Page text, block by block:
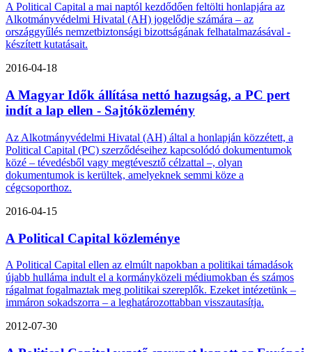
A Political Capital a mai naptól kezdődően feltölti honlapjára az
Alkotmányvédelmi Hivatal (AH) jogelődje számára – az
országgyűlés nemzetbiztonsági bizottságának felhatalmazásával -
készített kutatásait.
2016-04-18
A Magyar Idők állítása nettó hazugság, a PC pert
indít a lap ellen - Sajtóközlemény
Az Alkotmányvédelmi Hivatal (AH) által a honlapján közzétett, a
Political Capital (PC) szerződéseihez kapcsolódó dokumentumok
közé – tévedésből vagy megtévesztő célzattal –, olyan
dokumentumok is kerültek, amelyeknek semmi köze a
cégcsoporthoz.
2016-04-15
A Political Capital közleménye
A Political Capital ellen az elmúlt napokban a politikai támadások
újabb hulláma indult el a kormányközeli médiumokban és számos
rágalmat fogalmaztak meg politikai szereplők. Ezeket intézetünk –
immáron sokadszorra – a leghatározottabban visszautasítja.
2012-07-30